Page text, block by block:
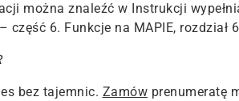
można znaleźć w Instrukcji
– część 6. Funkcje na MAPIE,
bez tajemnic. Zamów prenumeratę